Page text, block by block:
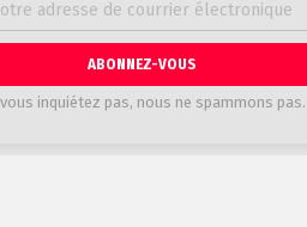
vous inquiétez pas, nous ne spammons pas.